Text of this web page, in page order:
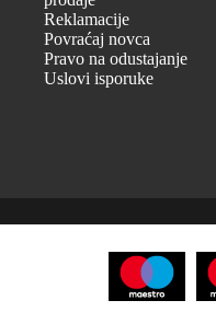
Reklamacije
Povraćaj novca
Pravo na odustajanje
Uslovi isporuke